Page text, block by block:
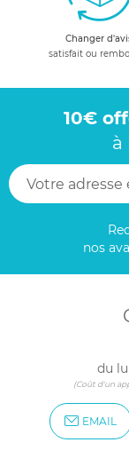
Changer
satisfait ou
10€
à
nos
du
(Coût d'un
EMAIL